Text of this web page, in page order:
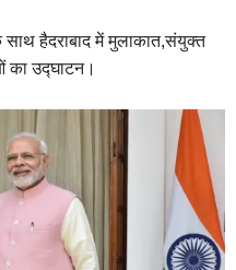
हैदराबाद में मुलाकात,संयुक्त
का उद्घाटन।